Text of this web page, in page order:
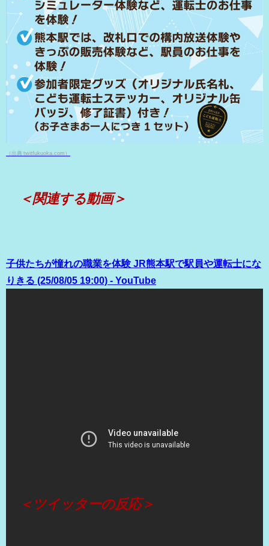
（出典 twitfukuoka.com）
＜関連する動画＞
子供たちが憧れの職業を体験 JR熊本駅で駅員や運転士にな
りきる (25/08/05 19:00) - YouTube
＜ツイッターの反応＞